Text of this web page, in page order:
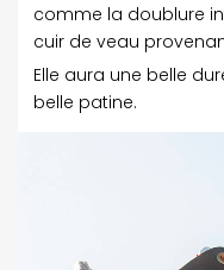
comme la doublure
cuir de veau
Elle aura une belle
belle patine.